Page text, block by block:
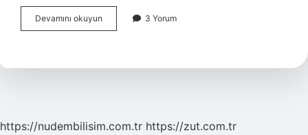
Devamını okuyun Nefyetmek
Ne
3 Yorum
https://nudembilisim.com.tr https://zut.com.tr